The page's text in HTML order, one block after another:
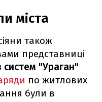
міста
також
представниці
систем "Ураган"
по житлових
були в